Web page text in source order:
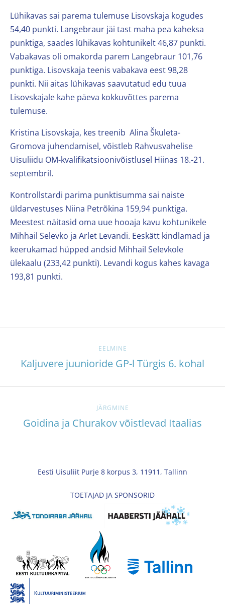
Lühikavas sai parema tulemuse Lisovskaja kogudes
54,40 punkti. Langebraur jäi tast maha pea kaheksa
punktiga, saades lühikavas kohtunikelt 46,87 punkti.
Vabakavas oli omakorda parem Langebraur 101,76
punktiga. Lisovskaja teenis vabakava eest 98,28
punkti. Nii aitas lühikavas saavutatud edu tuua
Lisovskajale kahe päeva kokkuvõttes parema
tulemuse.
Kristina Lisovskaja, kes treenib Alina Škuleta-
Gromova juhendamisel, võistleb Rahvusvahelise
Uisuliidu OM-kvalifikatsioonivõistlusel Hiinas 18.-21.
septembril.
Kontrollstardi parima punktisumma sai naiste
üldarvestuses Niina Petrõkina 159,94 punktiga.
Meestest näitasid oma uue hooaja kavu kohtunikele
Mihhail Selevko ja Arlet Levandi. Eeskätt kindlamad ja
keerukamad hüpped andsid Mihhail Selevkole
ülekaalu (233,42 punkti). Levandi kogus kahes kavaga
193,81 punkti.
EELMINE
Kaljuvere juunioride GP-l Türgis 6. kohal
JÄRGMINE
Goidina ja Churakov võistlevad Itaalias
Eesti Uisuliit Purje 8 korpus 3, 11911, Tallinn
TOETAJAD JA SPONSORID